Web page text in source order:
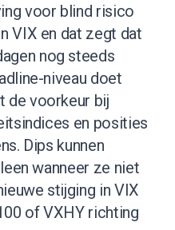
voor blind risico
VIX en dat zegt dat
nog steeds
niveau doet
de voorkeur bij
en posities
Dips kunnen
wanneer ze niet
stijging in VIX
of VXHY richting